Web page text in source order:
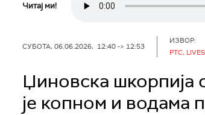
Читај ми!
СУБОТА, 06.06.2026, 12:40 -> 12:53
ИЗВОР:
РТС,
Џиновска шкорпија
је копном и водама